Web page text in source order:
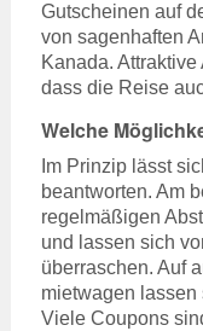
Gutscheinen auf
von sagenhaften
Kanada.
dass die Reise
Welche
Im Prinzip lässt
beantworten. Am
regelmäßigen
und lassen sich
überraschen. Auf
mietwagen lassen
Viele Coupons